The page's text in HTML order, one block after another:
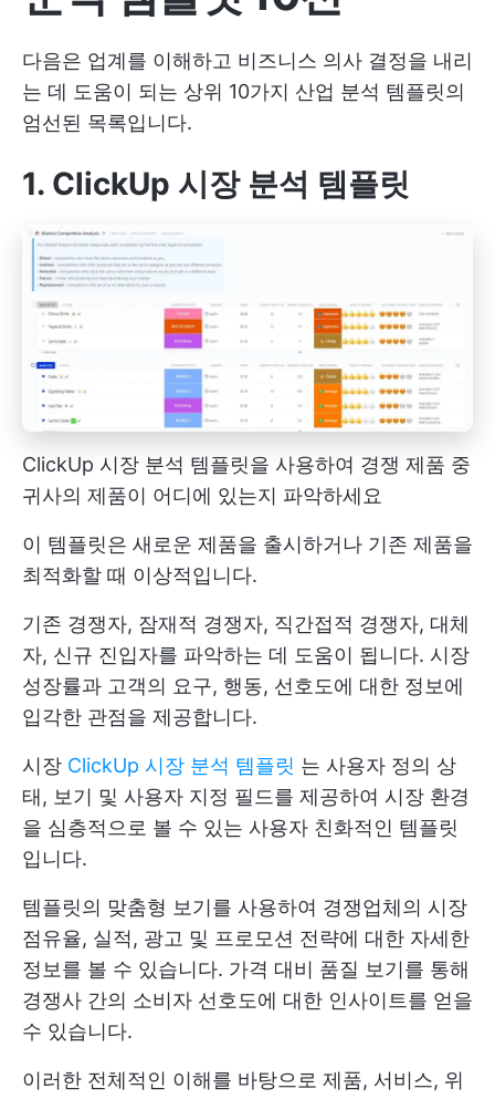
다음은 업계를 이해하고 비즈니스 의사 결정을 내리
는 데 도움이 되는 상위 10가지 산업 분석 템플릿의
엄선된 목록입니다.
1. ClickUp 시장 분석 템플릿
ClickUp 시장 분석 템플릿을 사용하여 경쟁 제품 중
귀사의 제품이 어디에 있는지 파악하세요
이 템플릿은 새로운 제품을 출시하거나 기존 제품을
최적화할 때 이상적입니다.
기존 경쟁자, 잠재적 경쟁자, 직간접적 경쟁자, 대체
자, 신규 진입자를 파악하는 데 도움이 됩니다. 시장
성장률과 고객의 요구, 행동, 선호도에 대한 정보에
입각한 관점을 제공합니다.
시장 ClickUp 시장 분석 템플릿 는 사용자 정의 상
태, 보기 및 사용자 지정 필드를 제공하여 시장 환경
을 심층적으로 볼 수 있는 사용자 친화적인 템플릿
입니다.
템플릿의 맞춤형 보기를 사용하여 경쟁업체의 시장
점유율, 실적, 광고 및 프로모션 전략에 대한 자세한
정보를 볼 수 있습니다. 가격 대비 품질 보기를 통해
경쟁사 간의 소비자 선호도에 대한 인사이트를 얻을
수 있습니다.
이러한 전체적인 이해를 바탕으로 제품, 서비스, 위